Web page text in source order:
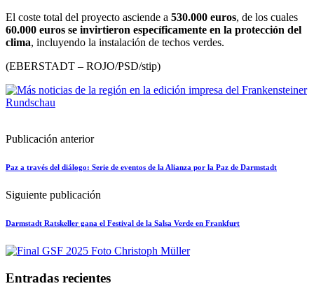
El coste total del proyecto asciende a 530.000 euros, de los cuales
60.000 euros se invirtieron específicamente en la protección del
clima, incluyendo la instalación de techos verdes.
(EBERSTADT – ROJO/PSD/stip)
Publicación anterior
Paz a través del diálogo: Serie de eventos de la Alianza por la Paz de Darmstadt
Siguiente publicación
Darmstadt Ratskeller gana el Festival de la Salsa Verde en Frankfurt
Entradas recientes